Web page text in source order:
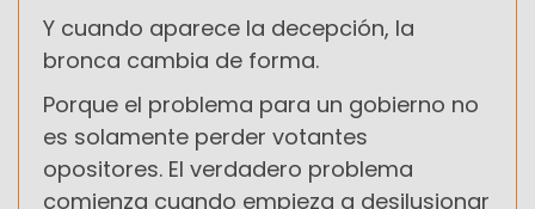
Y cuando aparece la decepción, la
bronca cambia de forma.
Porque el problema para un gobierno no
es solamente perder votantes
opositores. El verdadero problema
comienza cuando empieza a desilusionar